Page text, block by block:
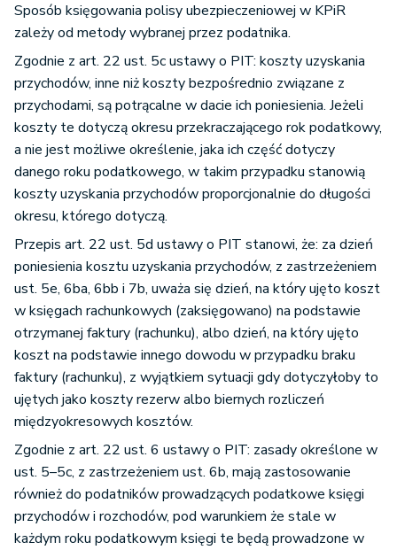
Sposób księgowania polisy ubezpieczeniowej w KPiR
zależy od metody wybranej przez podatnika.
Zgodnie z art. 22 ust. 5c ustawy o PIT: koszty uzyskania
przychodów, inne niż koszty bezpośrednio związane z
przychodami, są potrącalne w dacie ich poniesienia. Jeżeli
koszty te dotyczą okresu przekraczającego rok podatkowy,
a nie jest możliwe określenie, jaka ich część dotyczy
danego roku podatkowego, w takim przypadku stanowią
koszty uzyskania przychodów proporcjonalnie do długości
okresu, którego dotyczą.
Przepis art. 22 ust. 5d ustawy o PIT stanowi, że: za dzień
poniesienia kosztu uzyskania przychodów, z zastrzeżeniem
ust. 5e, 6ba, 6bb i 7b, uważa się dzień, na który ujęto koszt
w księgach rachunkowych (zaksięgowano) na podstawie
otrzymanej faktury (rachunku), albo dzień, na który ujęto
koszt na podstawie innego dowodu w przypadku braku
faktury (rachunku), z wyjątkiem sytuacji gdy dotyczyłoby to
ujętych jako koszty rezerw albo biernych rozliczeń
międzyokresowych kosztów.
Zgodnie z art. 22 ust. 6 ustawy o PIT: zasady określone w
ust. 5–5c, z zastrzeżeniem ust. 6b, mają zastosowanie
również do podatników prowadzących podatkowe księgi
przychodów i rozchodów, pod warunkiem że stale w
każdym roku podatkowym księgi te będą prowadzone w